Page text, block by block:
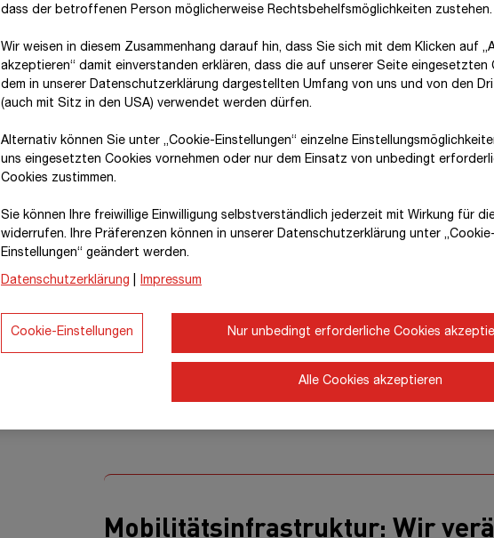
Mobilitätsinfrastruktur: Wir
dass der betroffenen Person möglicherweise Rechtsbehelfsmöglichkeiten zustehen.
Wir weisen in diesem Zusammenhang darauf hin, dass Sie sich mit dem Klicken auf
akzeptieren“ damit ein­ver­standen erklären, dass die auf unserer Seite eingesetzten
dem in unserer Datenschutzerklärung dargestellten Umfang von uns und von den
(auch mit Sitz in den USA) verwendet werden dürfen.
Alternativ können Sie unter „Cookie-Einstellungen“ einzelne
uns eingesetzten Cookies vornehmen oder nur dem Einsatz von unbedingt
Cookies zustimmen.
Sie können Ihre freiwillige Einwilligung selbstverständlich jederzeit mit Wirkung für
widerrufen. Ihre Prä­fe­renzen können in unserer Datenschutzerklärung unter „Cookie-
Einstellungen“ geändert werden.
Datenschutzerklärung Impressum
Nur unbedingt erforderliche Cookies
Alle Cookies akzeptieren
Cookie-Einstellungen